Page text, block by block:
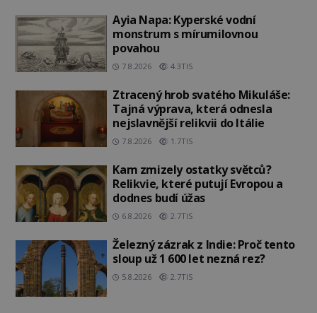
Ayia Napa: Kyperské vodní
monstrum s mírumilovnou
povahou
7.8.2026 4.3TIS
Ztracený hrob svatého Mikuláše:
Tajná výprava, která odnesla
nejslavnější relikvii do Itálie
7.8.2026 1.7TIS
Kam zmizely ostatky světců?
Relikvie, které putují Evropou a
dodnes budí úžas
6.8.2026 2.7TIS
Železný zázrak z Indie: Proč tento
sloup už 1 600 let nezná rez?
5.8.2026 2.7TIS